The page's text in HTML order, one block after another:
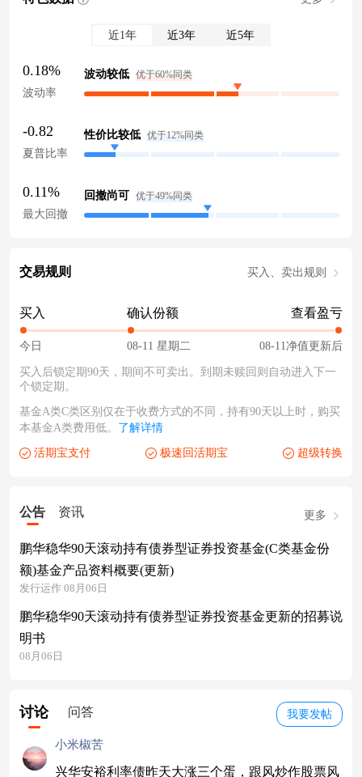
近1年 近3年 近5年
0.18%
波动率
波动较低 优于60%同类
-0.82
夏普比率
性价比较低 优于12%同类
0.11%
最大回撤
回撤尚可 优于49%同类
交易规则 买入、卖出规则
买入
今日
确认份额
08-11 星期二
查看盈亏
08-11净值更新后
买入后锁定期90天，期间不可卖出。到期未赎回则自动进入下一
个锁定期。
基金A类C类区别仅在于收费方式的不同，持有90天以上时，购买
本基金A类费用低。 了解详情
活期宝支付 极速回活期宝 超级转换
公告 资讯 更多
鹏华稳华90天滚动持有债券型证券投资基金(C类基金份
额)基金产品资料概要(更新)
发行运作 08月06日
鹏华稳华90天滚动持有债券型证券投资基金更新的招募说
明书
08月06日
我要发帖
讨论 问答
小米椒苦
兴华安裕利率债昨天大涨三个蛋，跟风炒作股票风